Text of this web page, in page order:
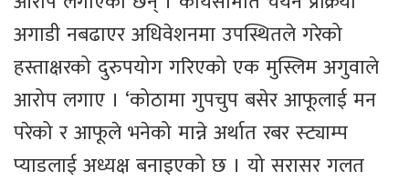
अगाडी नबढाएर अधिवेशनमा उपस्थितले गरेको
हस्ताक्षरको दुरुपयोग गरिएको एक मुस्लिम अगुवाले
आरोप लगाए । ‘कोठामा गुपचुप बसेर आफूलाई मन
परेको र आफूले भनेको मान्ने अर्थात रबर स्ट्याम्प
प्याडलाई अध्यक्ष बनाइएको छ । यो सरासर गलत